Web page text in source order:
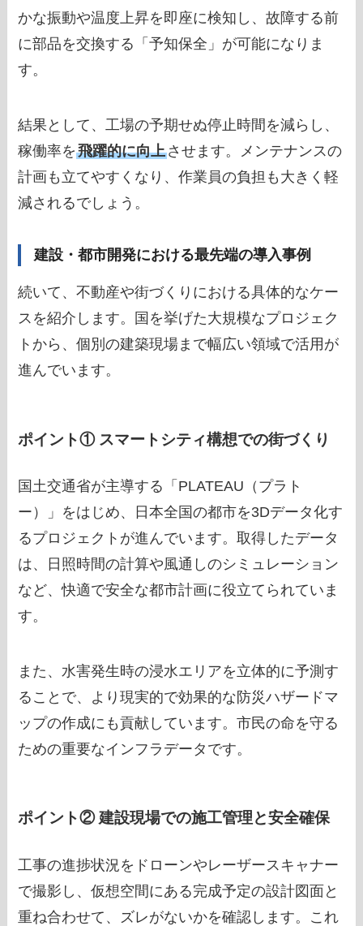
かな振動や温度上昇を即座に検知し、故障する前
に部品を交換する「予知保全」が可能になりま
す。
結果として、工場の予期せぬ停止時間を減らし、
稼働率を飛躍的に向上させます。メンテナンスの
計画も立てやすくなり、作業員の負担も大きく軽
減されるでしょう。
建設・都市開発における最先端の導入事例
続いて、不動産や街づくりにおける具体的なケー
スを紹介します。国を挙げた大規模なプロジェク
トから、個別の建築現場まで幅広い領域で活用が
進んでいます。
ポイント① スマートシティ構想での街づくり
国土交通省が主導する「PLATEAU（プラト
ー）」をはじめ、日本全国の都市を3Dデータ化す
るプロジェクトが進んでいます。取得したデータ
は、日照時間の計算や風通しのシミュレーション
など、快適で安全な都市計画に役立てられていま
す。
また、水害発生時の浸水エリアを立体的に予測す
ることで、より現実的で効果的な防災ハザードマ
ップの作成にも貢献しています。市民の命を守る
ための重要なインフラデータです。
ポイント② 建設現場での施工管理と安全確保
工事の進捗状況をドローンやレーザースキャナー
で撮影し、仮想空間にある完成予定の設計図面と
重ね合わせて、ズレがないかを確認します。これ